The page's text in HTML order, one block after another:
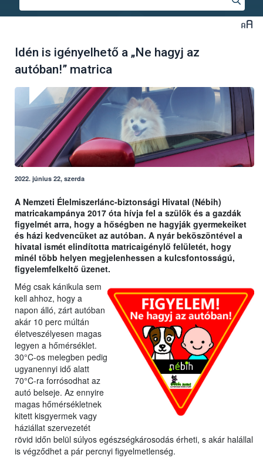
Idén is igényelhető a „Ne hagyj az
autóban!” matrica
2022. június 22, szerda
A Nemzeti Élelmiszerlánc-biztonsági Hivatal (Nébih)
matricakampánya 2017 óta hívja fel a szülők és a gazdák
figyelmét arra, hogy a hőségben ne hagyják gyermekeiket
és házi kedvencüket az autóban. A nyár beköszöntével a
hivatal ismét elindította matricaigénylő felületét, hogy
minél több helyen megjelenhessen a kulcsfontosságú,
figyelemfelkeltő üzenet.
Még csak kánikula sem
kell ahhoz, hogy a
napon álló, zárt autóban
akár 10 perc múltán
életveszélyesen magas
legyen a hőmérséklet.
30°C-os melegben pedig
ugyanennyi idő alatt
70°C-ra forrósodhat az
autó belseje. Az ennyire
magas hőmérsékletnek
kitett kisgyermek vagy
háziállat szervezetét
rövid időn belül súlyos egészségkárosodás érheti, s akár halállal
is végződhet a pár percnyi figyelmetlenség.